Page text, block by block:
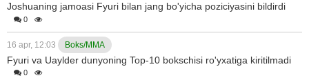
Joshuaning jamoasi Fyuri bilan jang bo'yicha poziciyasini bildirdi
0
16 apr, 12:03 Boks/MMA
Fyuri va Uaylder dunyoning Top-10 bokschisi ro'yxatiga kiritilmadi
0